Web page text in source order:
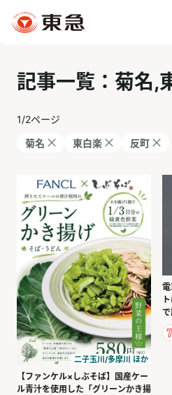
記事一覧：菊名,
1/2ページ
菊名
東白楽 反町
二子玉川/多摩川 ほか
【ファンケル×しぶそば】国産ケー
ル青汁を使用した「グリーンかき揚